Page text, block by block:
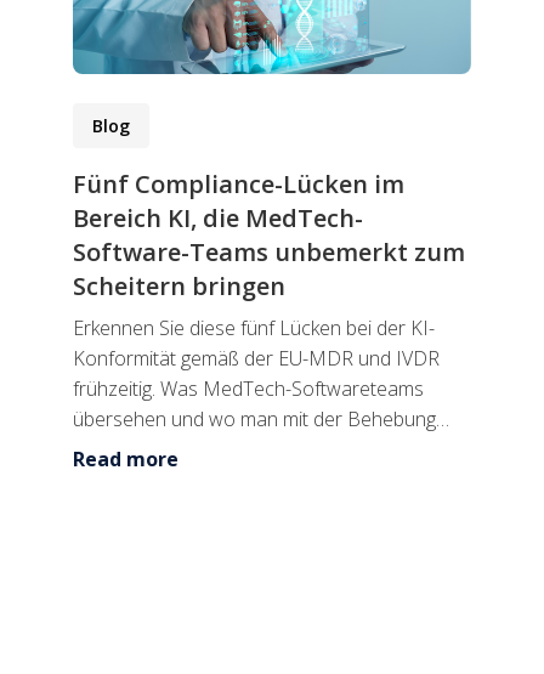
Blog
Fünf Compliance-Lücken im
Bereich KI, die MedTech-
Software-Teams unbemerkt zum
Scheitern bringen
Erkennen Sie diese fünf Lücken bei der KI-
Konformität gemäß der EU-MDR und IVDR
frühzeitig. Was MedTech-Softwareteams
übersehen und wo man mit der Behebung
beginnen sollte.
Read more